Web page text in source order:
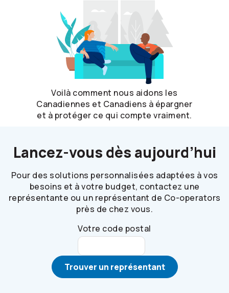
Voilà comment nous aidons les
Canadiennes et Canadiens à épargner
et à protéger ce qui compte vraiment.
Lancez-vous dès aujourd’hui
Pour des solutions personnalisées adaptées à vos
besoins et à votre budget, contactez une
représentante ou un représentant de Co-operators
près de chez vous.
Votre code postal
Trouver un représentant